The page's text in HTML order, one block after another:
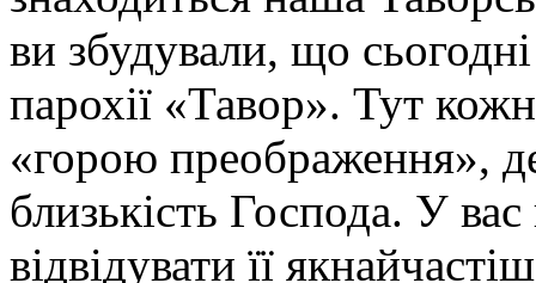
ви збудували, що
парохії «Тавор». Тут
«горою преображення»,
близькість Господа. У
відвідувати її